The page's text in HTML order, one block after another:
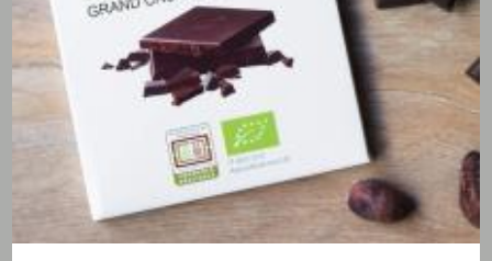
DELONGHI DEDICA EC695.M
machine expresso
199,00 €